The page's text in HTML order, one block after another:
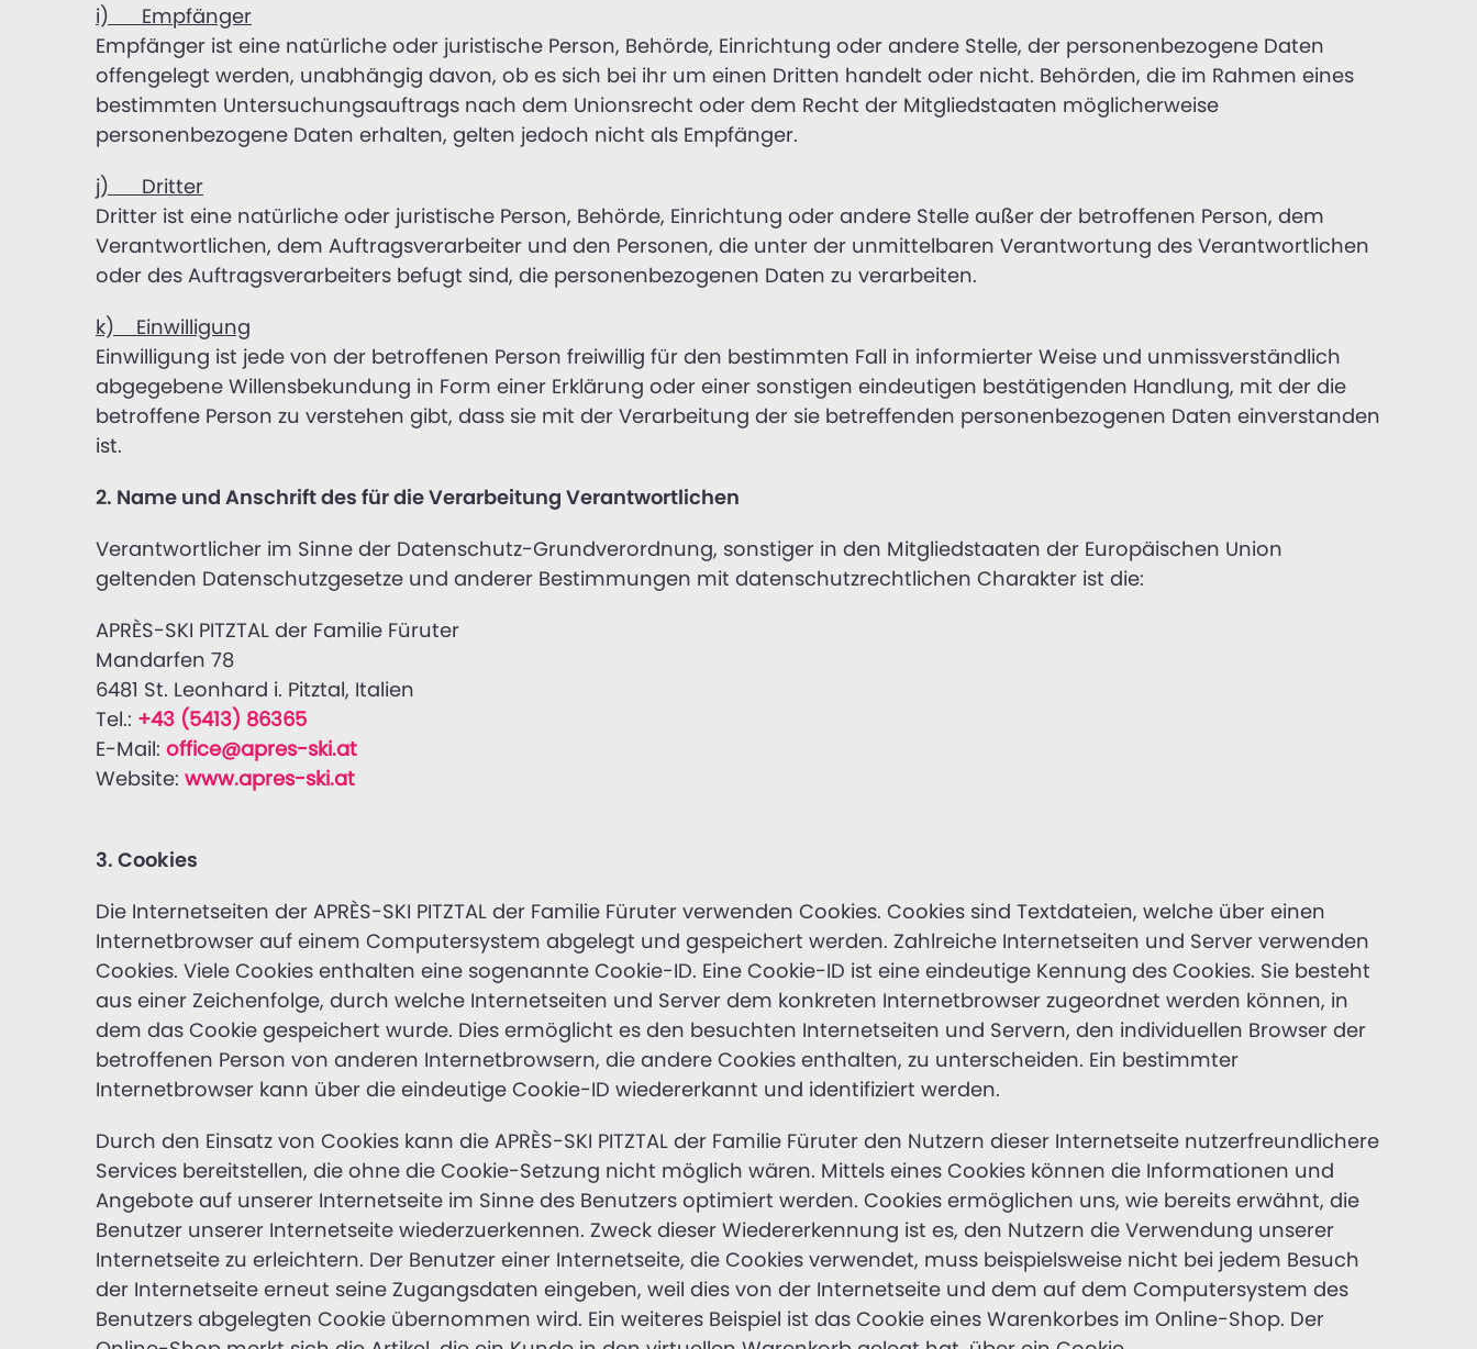
i) Empfänger
Empfänger ist eine natürliche oder juristische Person, Behörde, Einrichtung oder andere Stelle, der personenbezogene Daten
offengelegt werden, unabhängig davon, ob es sich bei ihr um einen Dritten handelt oder nicht. Behörden, die im Rahmen eines
bestimmten Untersuchungsauftrags nach dem Unionsrecht oder dem Recht der Mitgliedstaaten möglicherweise
personenbezogene Daten erhalten, gelten jedoch nicht als Empfänger.
j) Dritter
Dritter ist eine natürliche oder juristische Person, Behörde, Einrichtung oder andere Stelle außer der betroffenen Person, dem
Verantwortlichen, dem Auftragsverarbeiter und den Personen, die unter der unmittelbaren Verantwortung des Verantwortlichen
oder des Auftragsverarbeiters befugt sind, die personenbezogenen Daten zu verarbeiten.
k) Einwilligung
Einwilligung ist jede von der betroffenen Person freiwillig für den bestimmten Fall in informierter Weise und unmissverständlich
abgegebene Willensbekundung in Form einer Erklärung oder einer sonstigen eindeutigen bestätigenden Handlung, mit der die
betroffene Person zu verstehen gibt, dass sie mit der Verarbeitung der sie betreffenden personenbezogenen Daten einverstanden
ist.
2. Name und Anschrift des für die Verarbeitung Verantwortlichen
Verantwortlicher im Sinne der Datenschutz-Grundverordnung, sonstiger in den Mitgliedstaaten der Europäischen Union
geltenden Datenschutzgesetze und anderer Bestimmungen mit datenschutzrechtlichen Charakter ist die:
APRÈS-SKI PITZTAL der Familie Füruter
Mandarfen 78
6481 St. Leonhard i. Pitztal, Italien
Tel.: +43 (5413) 86365
E-Mail: office@apres-ski.at
Website: www.apres-ski.at
3. Cookies
Die Internetseiten der APRÈS-SKI PITZTAL der Familie Füruter verwenden Cookies. Cookies sind Textdateien, welche über einen
Internetbrowser auf einem Computersystem abgelegt und gespeichert werden. Zahlreiche Internetseiten und Server verwenden
Cookies. Viele Cookies enthalten eine sogenannte Cookie-ID. Eine Cookie-ID ist eine eindeutige Kennung des Cookies. Sie besteht
aus einer Zeichenfolge, durch welche Internetseiten und Server dem konkreten Internetbrowser zugeordnet werden können, in
dem das Cookie gespeichert wurde. Dies ermöglicht es den besuchten Internetseiten und Servern, den individuellen Browser der
betroffenen Person von anderen Internetbrowsern, die andere Cookies enthalten, zu unterscheiden. Ein bestimmter
Internetbrowser kann über die eindeutige Cookie-ID wiedererkannt und identifiziert werden.
Durch den Einsatz von Cookies kann die APRÈS-SKI PITZTAL der Familie Füruter den Nutzern dieser Internetseite nutzerfreundlichere
Services bereitstellen, die ohne die Cookie-Setzung nicht möglich wären. Mittels eines Cookies können die Informationen und
Angebote auf unserer Internetseite im Sinne des Benutzers optimiert werden. Cookies ermöglichen uns, wie bereits erwähnt, die
Benutzer unserer Internetseite wiederzuerkennen. Zweck dieser Wiedererkennung ist es, den Nutzern die Verwendung unserer
Internetseite zu erleichtern. Der Benutzer einer Internetseite, die Cookies verwendet, muss beispielsweise nicht bei jedem Besuch
der Internetseite erneut seine Zugangsdaten eingeben, weil dies von der Internetseite und dem auf dem Computersystem des
Benutzers abgelegten Cookie übernommen wird. Ein weiteres Beispiel ist das Cookie eines Warenkorbes im Online-Shop. Der